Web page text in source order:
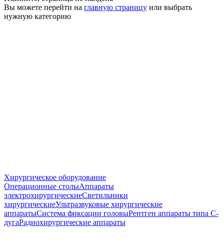
Вы можете перейти на главную страницу или выбрать
нужную категорию
Хирургическое оборудование
Операционные столыАппараты
электрохирургическиеСветильники
хирургическиеУльтразвуковые хирургические
аппаратыСистема фиксации головыРентген аппараты типа С-
дугаРадиохирургические аппараты